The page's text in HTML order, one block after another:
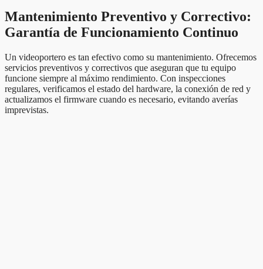
Mantenimiento Preventivo y Correctivo:
Garantía de Funcionamiento Continuo
Un videoportero es tan efectivo como su mantenimiento. Ofrecemos
servicios preventivos y correctivos que aseguran que tu equipo
funcione siempre al máximo rendimiento. Con inspecciones
regulares, verificamos el estado del hardware, la conexión de red y
actualizamos el firmware cuando es necesario, evitando averías
imprevistas.